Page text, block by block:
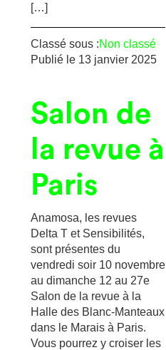
[…]
Classé sous :Non classé
Publié le 13 janvier 2025
Salon de
la revue à
Paris
Anamosa, les revues
Delta T et Sensibilités,
sont présentes du
vendredi soir 10 novembre
au dimanche 12 au 27e
Salon de la revue à la
Halle des Blanc-Manteaux
dans le Marais à Paris.
Vous pourrez y croiser les